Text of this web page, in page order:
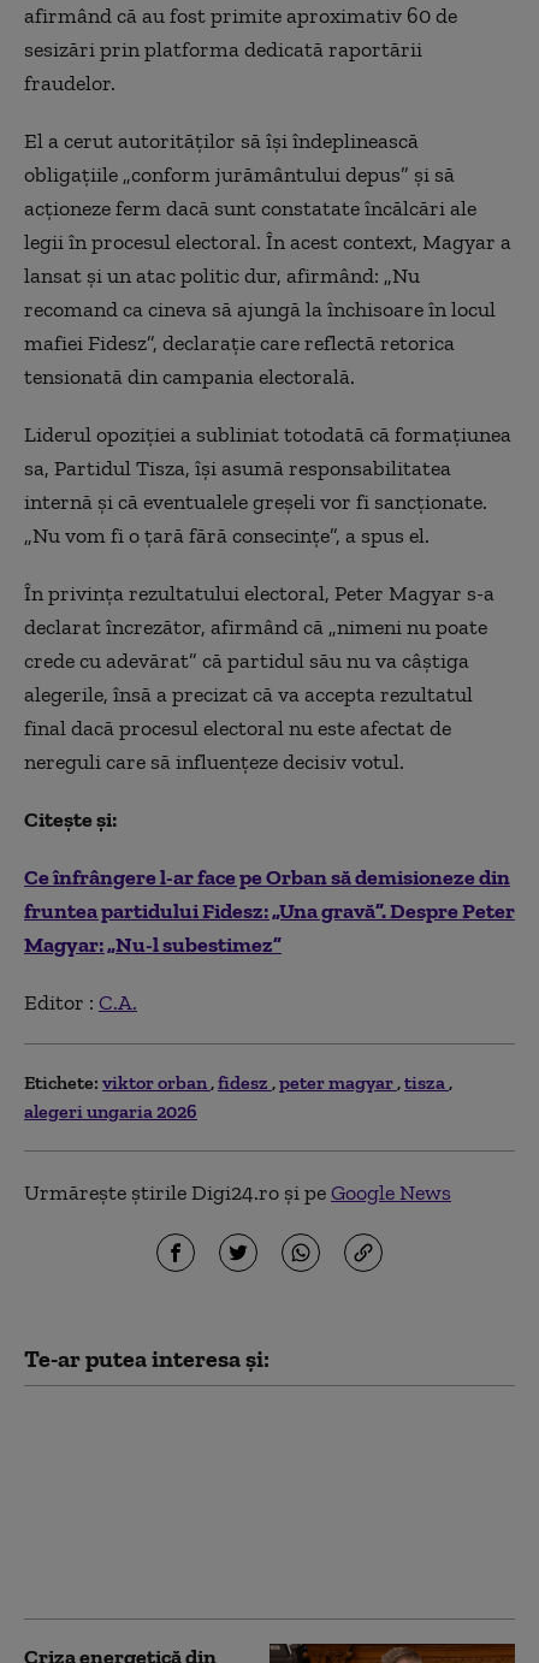
afirmând că au fost primite aproximativ 60 de
sesizări prin platforma dedicată raportării
fraudelor.
El a cerut autorităților să își îndeplinească
obligațiile „conform jurământului depus” și să
acționeze ferm dacă sunt constatate încălcări ale
legii în procesul electoral. În acest context, Magyar a
lansat și un atac politic dur, afirmând: „Nu
recomand ca cineva să ajungă la închisoare în locul
mafiei Fidesz”, declarație care reflectă retorica
tensionată din campania electorală.
Liderul opoziției a subliniat totodată că formațiunea
sa, Partidul Tisza, își asumă responsabilitatea
internă și că eventualele greșeli vor fi sancționate.
„Nu vom fi o țară fără consecințe”, a spus el.
În privința rezultatului electoral, Peter Magyar s-a
declarat încrezător, afirmând că „nimeni nu poate
crede cu adevărat” că partidul său nu va câștiga
alegerile, însă a precizat că va accepta rezultatul
final dacă procesul electoral nu este afectat de
nereguli care să influențeze decisiv votul.
Citește și:
Ce înfrângere l-ar face pe Orban să demisioneze din
fruntea partidului Fidesz: „Una gravă”. Despre Peter
Magyar: „Nu-l subestimez”
Editor : C.A.
Etichete: viktor orban fidesz peter magyar tisza
alegeri ungaria 2026
Urmărește știrile Digi24.ro și peGoogle News
Te-ar putea interesa și:
Criza energetică din